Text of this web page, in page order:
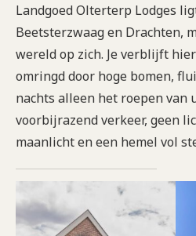
Landgoed Olterterp Lodges
Beetsterzwaag en Drachten,
wereld op zich. Je verblijft
omringd door hoge bomen,
nachts alleen het roepen van
voorbijrazend verkeer, geen
maanlicht en een hemel vol